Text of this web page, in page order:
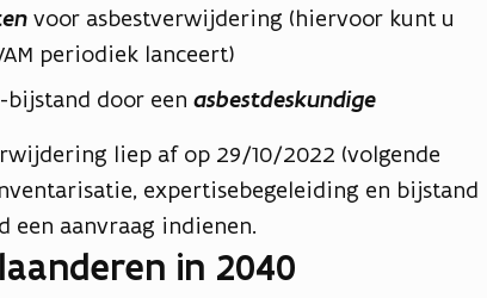
voor asbestverwijdering (hiervoor kunt u
periodiek lanceert)
door een asbestdeskundige
liep af op 29/10/2022 (volgende
expertisebegeleiding en bijstand
een aanvraag indienen.
in 2040